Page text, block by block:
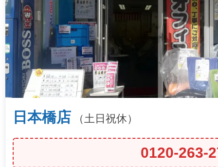
日本橋店 （土日祝休）
0120-263-